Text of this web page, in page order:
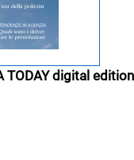
TODAY digital edition